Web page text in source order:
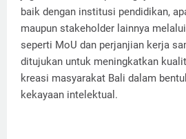
baik dengan institusi pendidikan,
maupun stakeholder lainnya
seperti MoU dan perjanjian kerja
ditujukan untuk meningkatkan
kreasi masyarakat Bali dalam
kekayaan intelektual.